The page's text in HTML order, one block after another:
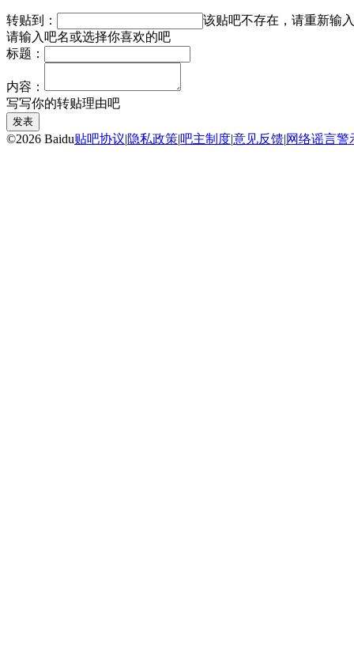
转贴到：
该贴吧不存在，请重新输
请输入吧名或选择你喜欢的吧
标题：
内容：
写写你的转贴理由吧
发表
©2026 Baidu贴吧协议|隐私政策|吧主制度|意见反馈|网络谣言警